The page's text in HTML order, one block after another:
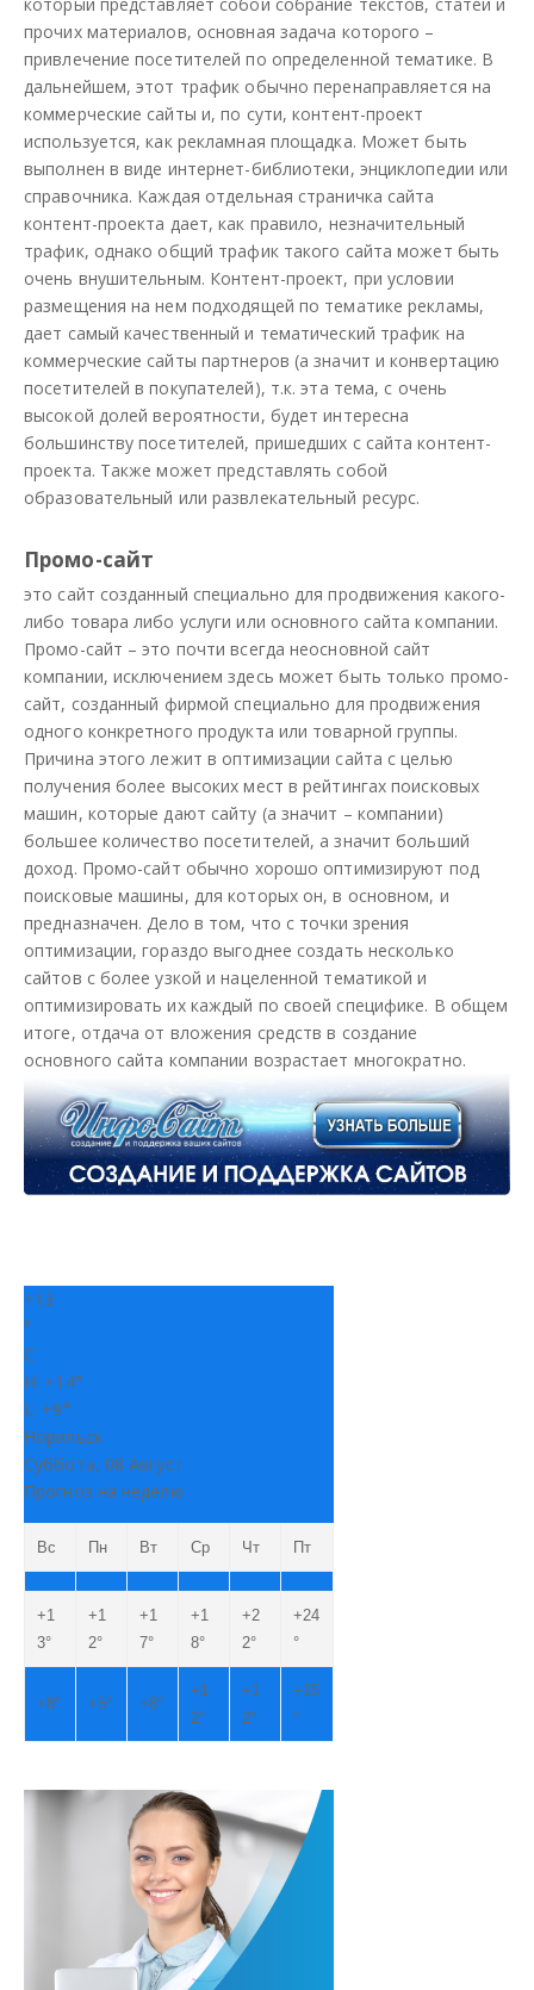
прочих материалов, основная задача которого –
привлечение посетителей по определенной тематике. В
дальнейшем, этот трафик обычно перенаправляется на
коммерческие сайты и, по сути, контент-проект
используется, как рекламная площадка. Может быть
выполнен в виде интернет-библиотеки, энциклопедии или
справочника. Каждая отдельная страничка сайта
контент-проекта дает, как правило, незначительный
трафик, однако общий трафик такого сайта может быть
очень внушительным. Контент-проект, при условии
размещения на нем подходящей по тематике рекламы,
дает самый качественный и тематический трафик на
коммерческие сайты партнеров (а значит и конвертацию
посетителей в покупателей), т.к. эта тема, с очень
высокой долей вероятности, будет интересна
большинству посетителей, пришедших с сайта контент-
проекта. Также может представлять собой
образовательный или развлекательный ресурс.
Промо-сайт
это сайт созданный специально для продвижения какого-
либо товара либо услуги или основного сайта компании.
Промо-сайт – это почти всегда неосновной сайт
компании, исключением здесь может быть только промо-
сайт, созданный фирмой специально для продвижения
одного конкретного продукта или товарной группы.
Причина этого лежит в оптимизации сайта с целью
получения более высоких мест в рейтингах поисковых
машин, которые дают сайту (а значит – компании)
большее количество посетителей, а значит больший
доход. Промо-сайт обычно хорошо оптимизируют под
поисковые машины, для которых он, в основном, и
предназначен. Дело в том, что с точки зрения
оптимизации, гораздо выгоднее создать несколько
сайтов с более узкой и нацеленной тематикой и
оптимизировать их каждый по своей специфике. В общем
итоге, отдача от вложения средств в создание
основного сайта компании возрастает многократно.
+13
°
C
H: +14°
L: +9°
Норильск
Суббота, 08 Август
Прогноз на неделю
Вс Пн Вт Ср Чт Пт
+1
3°
+1
2°
+1
7°
+1
8°
+2
2°
+24
°
+8° +5° +8°
+1
2°
+1
2°
+15
°